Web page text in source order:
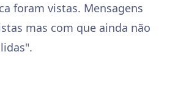
foram vistas. Mensagens
mas com que ainda não